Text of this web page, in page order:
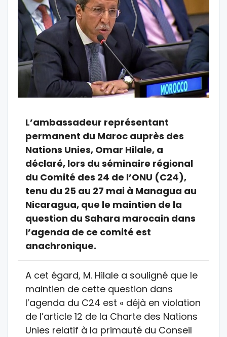
L’ambassadeur représentant
permanent du Maroc auprès des
Nations Unies, Omar Hilale, a
déclaré, lors du séminaire régional
du Comité des 24 de l’ONU (C24),
tenu du 25 au 27 mai à Managua au
Nicaragua, que le maintien de la
question du Sahara marocain dans
l’agenda de ce comité est
anachronique.
A cet égard, M. Hilale a souligné que le
maintien de cette question dans
l’agenda du C24 est « déjà en violation
de l’article 12 de la Charte des Nations
Unies relatif à la primauté du Conseil